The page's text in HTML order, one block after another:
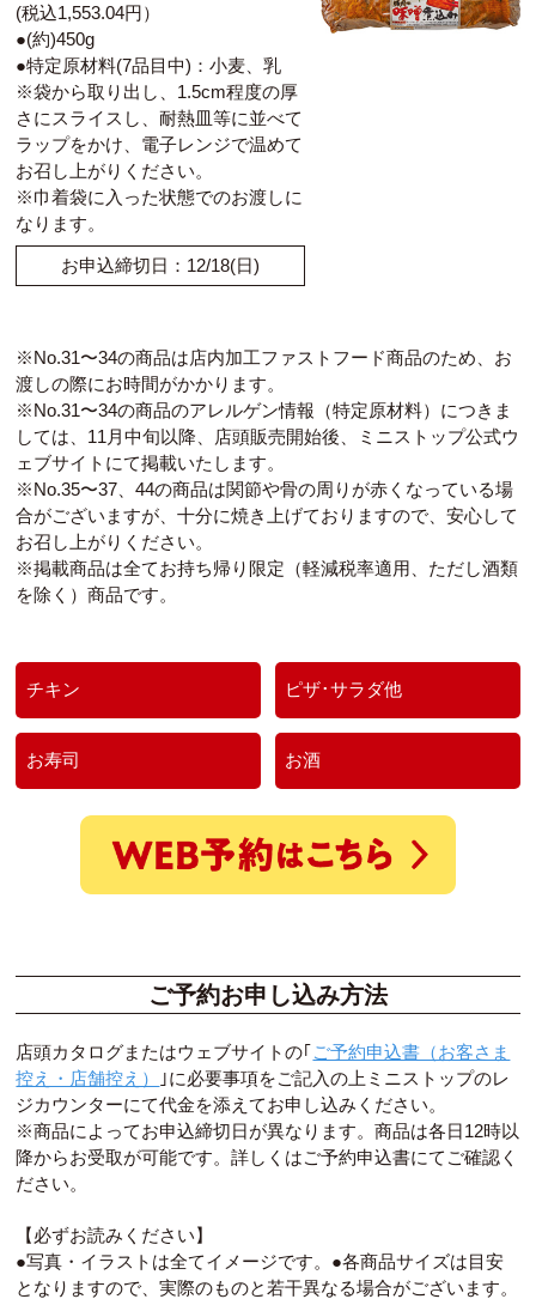
(税込1,553.04円）
●(約)450g
●特定原材料(7品目中)：小麦、乳
※袋から取り出し、1.5cm程度の厚
さにスライスし、耐熱皿等に並べて
ラップをかけ、電子レンジで温めて
お召し上がりください。
※巾着袋に入った状態でのお渡しに
なります。
お申込締切日：12/18(日)
※No.31〜34の商品は店内加工ファストフード商品のため、お
渡しの際にお時間がかかります。
※No.31〜34の商品のアレルゲン情報（特定原材料）につきま
しては、11月中旬以降、店頭販売開始後、ミニストップ公式ウ
ェブサイトにて掲載いたします。
※No.35〜37、44の商品は関節や骨の周りが赤くなっている場
合がございますが、十分に焼き上げておりますので、安心して
お召し上がりください。
※掲載商品は全てお持ち帰り限定（軽減税率適用、ただし酒類
を除く）商品です。
チキン ピザ･サラダ他
お寿司 お酒
ご予約お申し込み方法
店頭カタログまたはウェブサイトの｢ご予約申込書（お客さま
控え・店舗控え）
｣に必要事項をご記入の上ミニストップのレ
ジカウンターにて代金を添えてお申し込みください。
※商品によってお申込締切日が異なります。商品は各日12時以
降からお受取が可能です。詳しくはご予約申込書にてご確認く
ださい。
【必ずお読みください】
●写真・イラストは全てイメージです。●各商品サイズは目安
となりますので、実際のものと若干異なる場合がございます。